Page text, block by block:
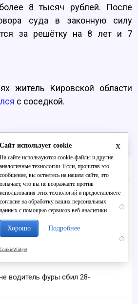
8 тысяч рублей. После
суда в законную силу
за решётку на 8 лет и 7
житель Кировской области
с соседкой.
сбили БПЛА
i
Крыма: Что люди
не видят...
i
секунд, а смеяться вы
водитель фуры сбил 28-
x
Сайт использует cookie
На сайте используются cookie-файлы и другие
аналогичные технологии. Если, прочитав это
сообщение, вы остаетесь на нашем сайте, это
означает, что вы не возражаете против
использования этих технологий и предоставляете
согласие на обработку ваших персональных
данных с помощью сервисов веб-аналитики.
Хорошо Подробнее
CookieWidget